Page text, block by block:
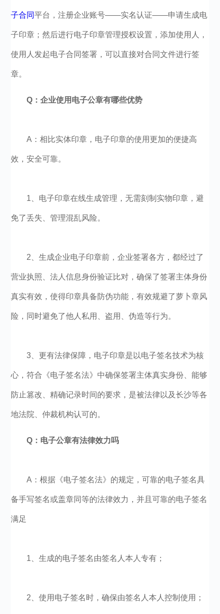
子合同平台，注册企业账号——实名认证——申请生成电
子印章；然后进行电子印章管理授权设置，添加使用人，
使用人发起电子合同签署，可以直接对合同文件进行签
章。
Q：企业使用电子公章有哪些优势
A：相比实体印章，电子印章的使用更加的便捷高
效，安全可靠。
1、电子印章在线生成管理，无需刻制实物印章，避
免了丢失、管理混乱风险。
2、生成企业电子印章前，企业签署各方，都经过了
营业执照、法人信息身份验证比对，确保了签署主体身份
真实有效，使得印章具备防伪功能，有效规避了萝卜章风
险，同时避免了他人私用、盗用、伪造等行为。
3、更有法律保障，电子印章是以电子签名技术为核
心，符合《电子签名法》中确保签署主体真实身份、能够
防止篡改、精确记录时间的要求，是被法律以及长沙等各
地法院、仲裁机构认可的。
Q：电子公章有法律效力吗
A：根据《电子签名法》的规定，可靠的电子签名具
备手写签名或盖章同等的法律效力，并且可靠的电子签名
满足
1、生成的电子签名由签名人本人专有；
2、使用电子签名时，确保由签名人本人控制使用；